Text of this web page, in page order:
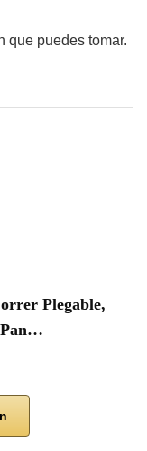
que puedes tomar.
Plegable,